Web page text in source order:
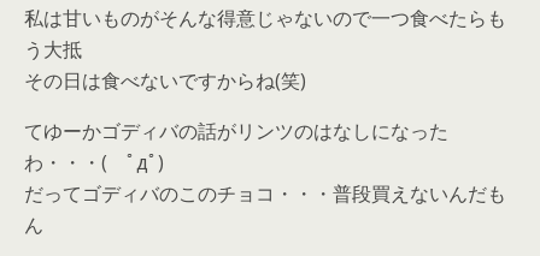
私は甘いものがそんな得意じゃないので一つ食べたらも
う大抵
その日は食べないですからね(笑)
てゆーかゴディバの話がリンツのはなしになった
わ・・・( ﾟдﾟ)
だってゴディバのこのチョコ・・・普段買えないんだも
ん